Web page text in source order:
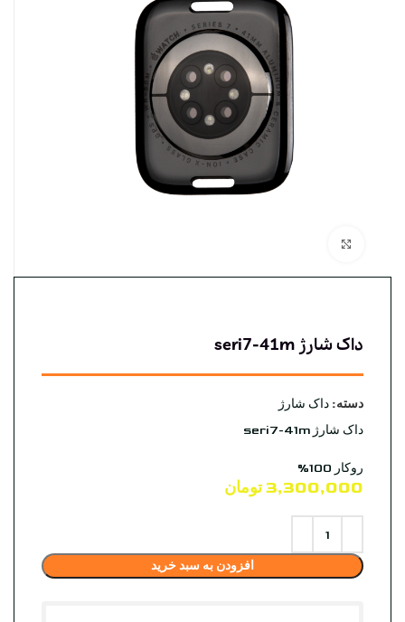
داک شارژ seri7-41m
دسته: داک شارژ
داک شارژ seri7-41m
روکار 100%
3,300,000تومان
افزودن به سبد خرید